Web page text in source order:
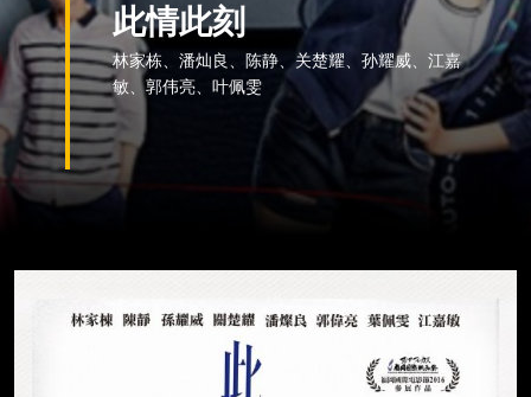
此情此刻
林家栋、潘灿良、陈静、关楚耀、孙耀威、江嘉
敏、郭伟亮、叶佩雯